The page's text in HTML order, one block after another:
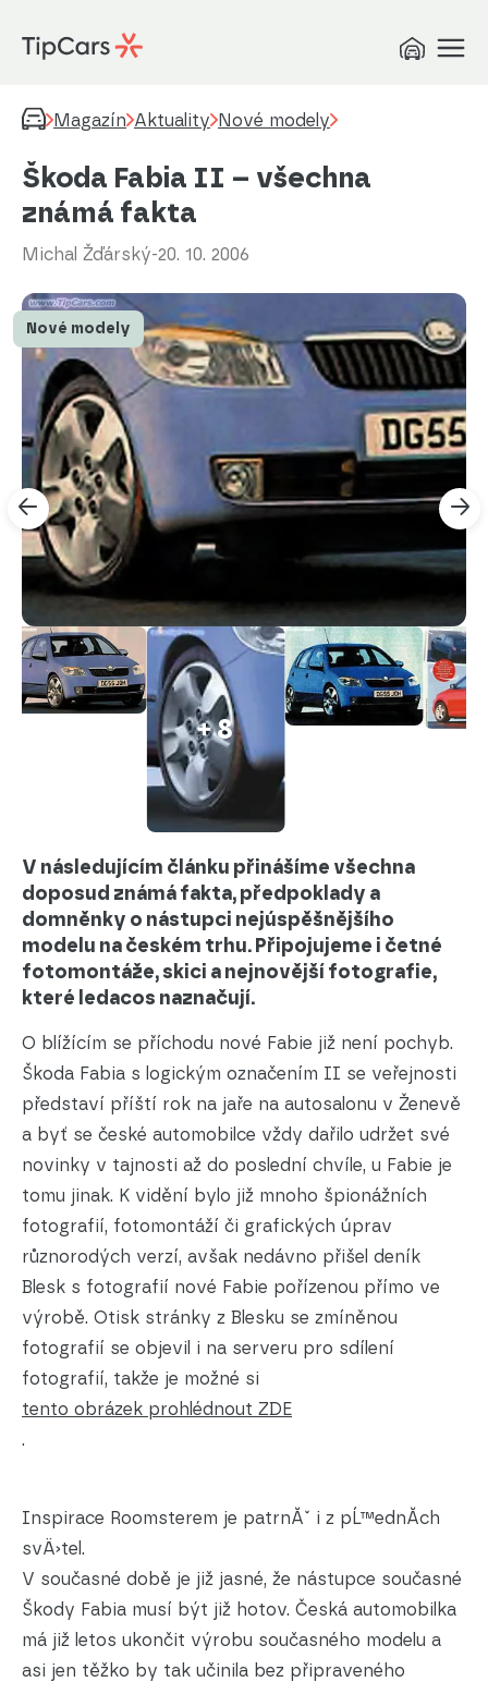
Magazín Aktuality Nové modely
Škoda Fabia II – všechna
známá fakta
Michal Žďárský-20. 10. 2006
+ 8
Nové modely
V následujícím článku přinášíme všechna
doposud známá fakta, předpoklady a
domněnky o nástupci nejúspěšnějšího
modelu na českém trhu. Připojujeme i četné
fotomontáže, skici a nejnovější fotografie,
které ledacos naznačují.
O blížícím se příchodu nové Fabie již není pochyb.
Škoda Fabia s logickým označením II se veřejnosti
představí příští rok na jaře na autosalonu v Ženevě
a byť se české automobilce vždy dařilo udržet své
novinky v tajnosti až do poslední chvíle, u Fabie je
tomu jinak. K vidění bylo již mnoho špionážních
fotografií, fotomontáží či grafických úprav
různorodých verzí, avšak nedávno přišel deník
Blesk s fotografií nové Fabie pořízenou přímo ve
výrobě. Otisk stránky z Blesku se zmíněnou
fotografií se objevil i na serveru pro sdílení
fotografií, takže je možné si
tento obrázek prohlédnout ZDE
.
Inspirace Roomsterem je patrnĂˇ i z pĹ™ednĂ­ch
svÄ›tel.
V současné době je již jasné, že nástupce současné
Škody Fabia musí být již hotov. Česká automobilka
má již letos ukončit výrobu současného modelu a
asi jen těžko by tak učinila bez připraveného